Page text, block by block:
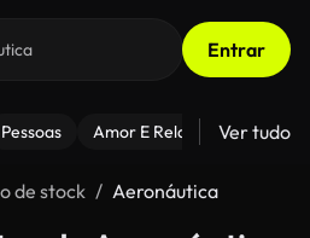
Entrar
Pessoas Amor E Relacionamentos
Ver tudo
de stock Aeronáutica